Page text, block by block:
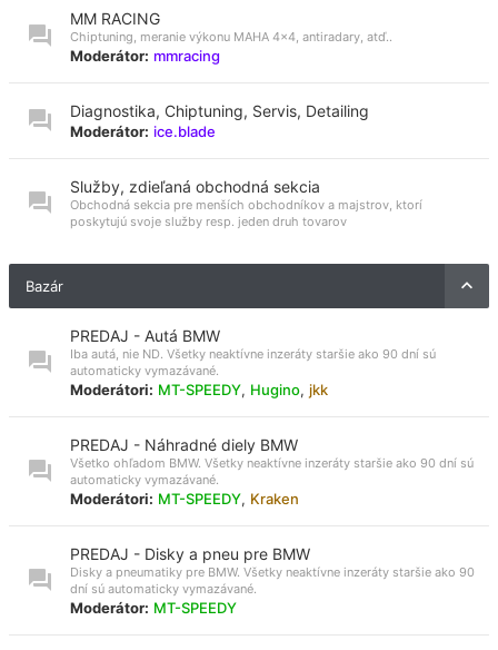
MM RACING
Chiptuning, meranie výkonu MAHA 4x4, antiradary, atď..
Moderátor: mmracing
Diagnostika, Chiptuning, Servis, Detailing
Moderátor: ice.blade
Služby, zdieľaná obchodná sekcia
Obchodná sekcia pre menších obchodníkov a majstrov, ktorí
poskytujú svoje služby resp. jeden druh tovarov
Bazár
PREDAJ - Autá BMW
Iba autá, nie ND. Všetky neaktívne inzeráty staršie ako 90 dní sú
automaticky vymazávané.
Moderátori: MT-SPEEDY, Hugino, jkk
PREDAJ - Náhradné diely BMW
Všetko ohľadom BMW. Všetky neaktívne inzeráty staršie ako 90 dní sú
automaticky vymazávané.
Moderátori: MT-SPEEDY, Kraken
PREDAJ - Disky a pneu pre BMW
Disky a pneumatiky pre BMW. Všetky neaktívne inzeráty staršie ako 90
dní sú automaticky vymazávané.
Moderátor: MT-SPEEDY